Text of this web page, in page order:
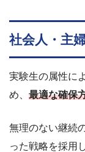
社会人・主
実験生の属性に
め、 最適な確保
無理のない継続
った戦略を採用